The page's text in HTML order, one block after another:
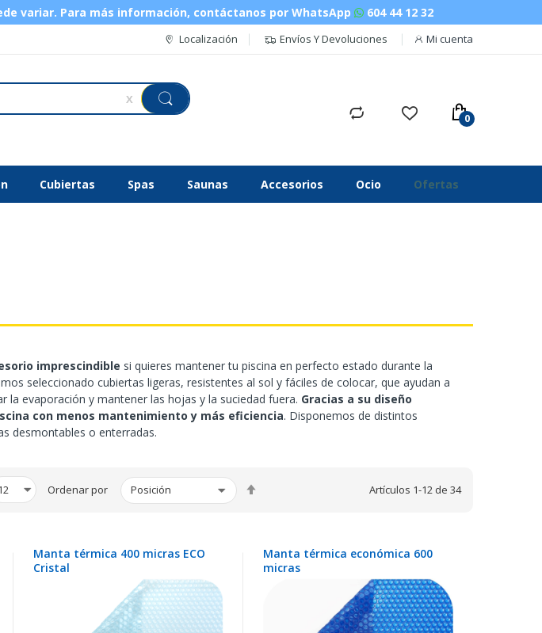
variar. Para más información, contáctanos por WhatsApp
604 44 12 32
Localización Envíos Y Devoluciones Mi cuenta
X
Cubiertas Spas Saunas Accesorios Ocio Ofertas
imprescindible si quieres mantener tu piscina en perfecto estado durante la
seleccionado cubiertas ligeras, resistentes al sol y fáciles de colocar, que ayudan a
la evaporación y mantener las hojas y la suciedad fuera. Gracias a su diseño
con menos mantenimiento y más eficiencia. Disponemos de distintos
desmontables o enterradas.
Ordenar por Artículos 1-12 de 34
Manta térmica 400 micras ECO
Cristal
Manta térmica económica 600
micras